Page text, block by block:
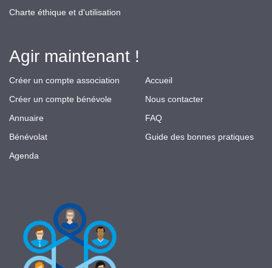
Charte éthique et d'utilisation
Agir maintenant !
Créer un compte association
Créer un compte bénévole
Annuaire
Bénévolat
Agenda
Accueil
Nous contacter
FAQ
Guide des bonnes pratiques